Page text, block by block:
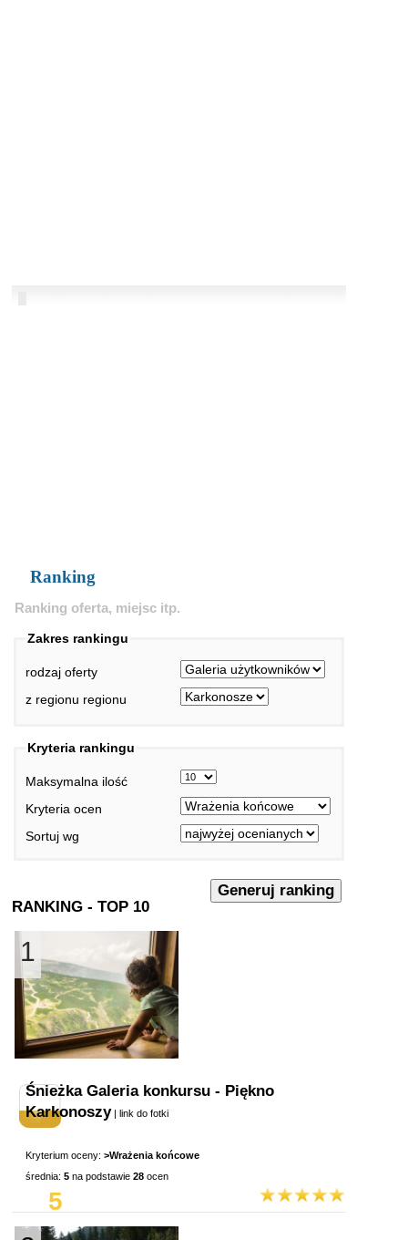
Ranking
Ranking oferta, miejsc itp.
Zakres rankingu
rodzaj oferty
z regionu regionu
Kryteria rankingu
Maksymalna ilość
Kryteria ocen
Sortuj wg
RANKING - TOP 10
1
Śnieżka Galeria konkursu - Piękno
Karkonoszy| link do fotki
Kryterium oceny: >Wrażenia końcowe
średnia: 5 na podstawie 28 ocen
5